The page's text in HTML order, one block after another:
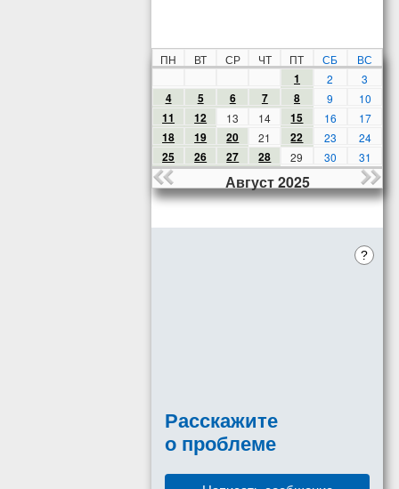
ПН ВТ СР ЧТ ПТ СБ ВС
1 2 3
4 5 6 7 8 9 10
11 12 13 14 15 16 17
18 19 20 21 22 23 24
25 26 27 28 29 30 31
Август 2025
?
Расскажите
о проблеме